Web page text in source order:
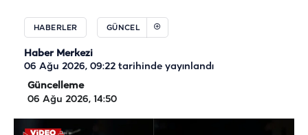
HABERLER GÜNCEL
Haber Merkezi
06 Ağu 2026, 09:22 tarihinde yayınlandı
Güncelleme
06 Ağu 2026, 14:50